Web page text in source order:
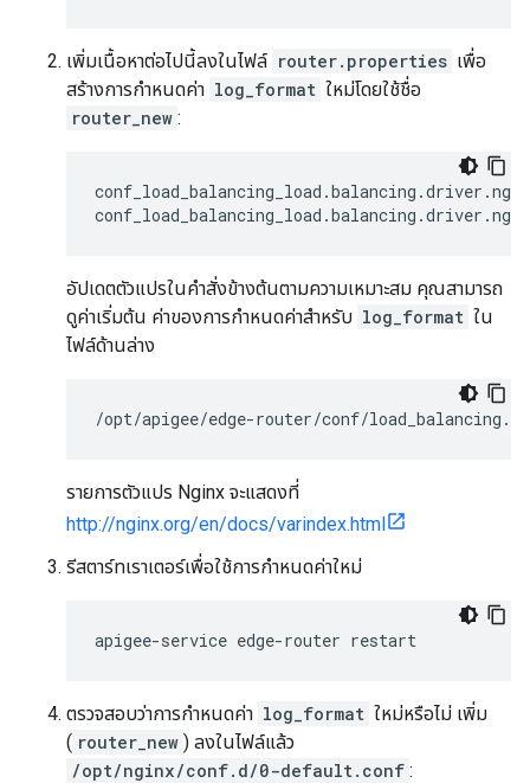
เพิ่มเนื้อหาต่อไปนี้ลงในไฟล์ router.properties เพื่อ
สร้างการกำหนดค่า log_format ใหม่โดยใช้ชื่อ
router_new :
อัปเดตตัวแปรในคําสั่งข้างต้นตามความเหมาะสม คุณสามารถ
ดูค่าเริ่มต้น ค่าของการกำหนดค่าสำหรับ log_format ใน
ไฟล์ด้านล่าง
/opt/apigee/edge-router/conf/
รายการตัวแปร Nginx จะแสดงที่
http://nginx.org/en/docs/varindex.html
รีสตาร์ทเราเตอร์เพื่อใช้การกำหนดค่าใหม่
apigee-service edge-router restart
ตรวจสอบว่าการกำหนดค่า log_format ใหม่หรือไม่ เพิ่ม
( router_new ) ลงในไฟล์แล้ว
/opt/nginx/conf.d/0-default.conf :